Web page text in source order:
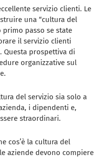
servizio clienti. Le
una “cultura del
passo se state
il servizio clienti
Questa prospettiva di
organizzative sul
del servizio sia solo a
i dipendenti e,
straordinari.
cos’è la cultura del
aziende devono compiere